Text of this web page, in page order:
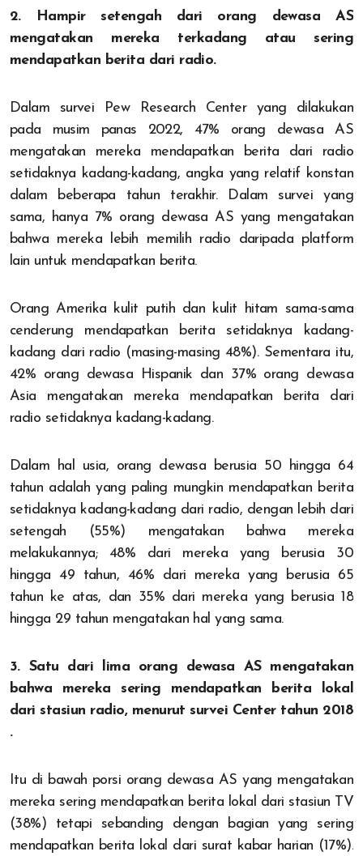
2. Hampir setengah dari orang dewasa AS
mengatakan mereka terkadang atau sering
mendapatkan berita dari radio.
Dalam survei Pew Research Center yang dilakukan
pada musim panas 2022, 47% orang dewasa AS
mengatakan mereka mendapatkan berita dari radio
setidaknya kadang-kadang, angka yang relatif konstan
dalam beberapa tahun terakhir. Dalam survei yang
sama, hanya 7% orang dewasa AS yang mengatakan
bahwa mereka lebih memilih radio daripada platform
lain untuk mendapatkan berita.
Orang Amerika kulit putih dan kulit hitam sama-sama
cenderung mendapatkan berita setidaknya kadang-
kadang dari radio (masing-masing 48%). Sementara itu,
42% orang dewasa Hispanik dan 37% orang dewasa
Asia mengatakan mereka mendapatkan berita dari
radio setidaknya kadang-kadang.
Dalam hal usia, orang dewasa berusia 50 hingga 64
tahun adalah yang paling mungkin mendapatkan berita
setidaknya kadang-kadang dari radio, dengan lebih dari
setengah (55%) mengatakan bahwa mereka
melakukannya; 48% dari mereka yang berusia 30
hingga 49 tahun, 46% dari mereka yang berusia 65
tahun ke atas, dan 35% dari mereka yang berusia 18
hingga 29 tahun mengatakan hal yang sama.
3. Satu dari lima orang dewasa AS mengatakan
bahwa mereka sering mendapatkan berita lokal
dari stasiun radio, menurut survei Center tahun 2018
.
Itu di bawah porsi orang dewasa AS yang mengatakan
mereka sering mendapatkan berita lokal dari stasiun TV
(38%) tetapi sebanding dengan bagian yang sering
mendapatkan berita lokal dari surat kabar harian (17%).